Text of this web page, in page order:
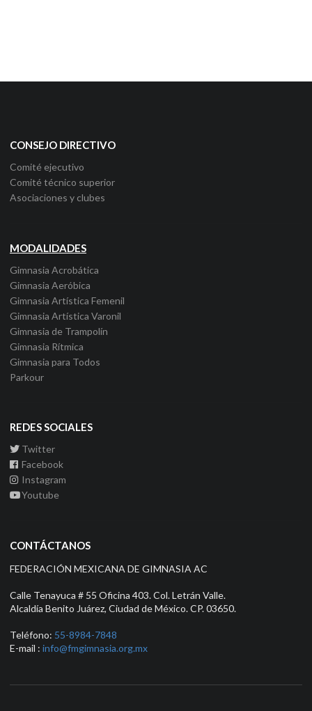
CONSEJO DIRECTIVO
Comité ejecutivo
Comité técnico superior
Asociaciones y clubes
MODALIDADES
Gimnasia Acrobática
Gimnasia Aeróbica
Gimnasia Artística Femenil
Gimnasia Artística Varonil
Gimnasia de Trampolín
Gimnasia Rítmica
Gimnasia para Todos
Parkour
REDES SOCIALES
Twitter
Facebook
Instagram
Youtube
CONTÁCTANOS
FEDERACIÓN MEXICANA DE GIMNASIA AC
Calle Tenayuca # 55 Oficina 403. Col. Letrán Valle.
Alcaldía Benito Juárez, Ciudad de México. CP. 03650.
Teléfono: 55-8984-7848
E-mail : info@fmgimnasia.org.mx